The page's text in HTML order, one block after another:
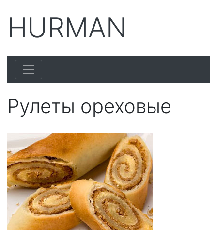
HURMAN
Рулеты ореховые